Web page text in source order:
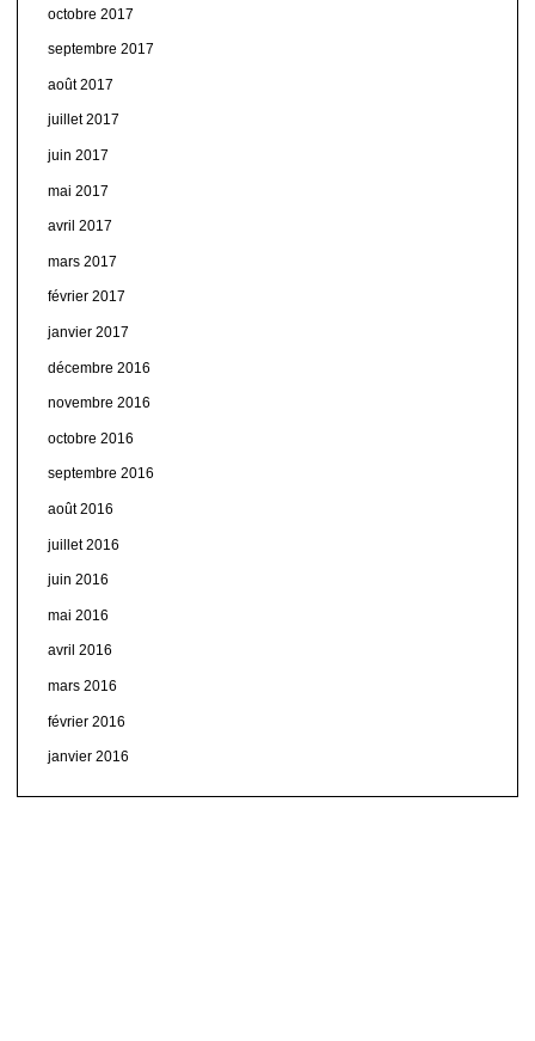
octobre 2017
septembre 2017
août 2017
juillet 2017
juin 2017
mai 2017
avril 2017
mars 2017
février 2017
janvier 2017
décembre 2016
novembre 2016
octobre 2016
septembre 2016
août 2016
juillet 2016
juin 2016
mai 2016
avril 2016
mars 2016
février 2016
janvier 2016